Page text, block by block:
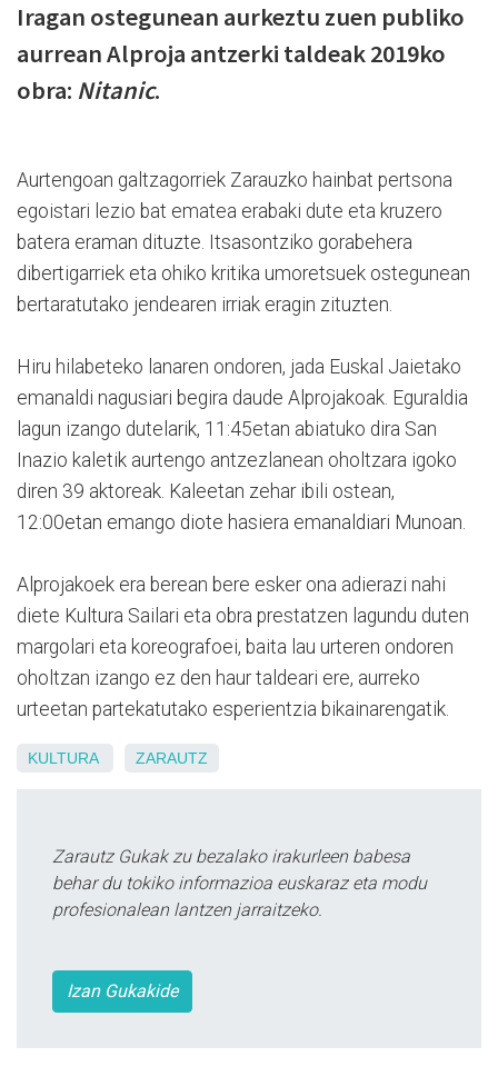
Iragan ostegunean aurkeztu zuen publiko
aurrean Alproja antzerki taldeak 2019ko
obra: Nitanic.
Aurtengoan galtzagorriek Zarauzko hainbat pertsona
egoistari lezio bat ematea erabaki dute eta kruzero
batera eraman dituzte. Itsasontziko gorabehera
dibertigarriek eta ohiko kritika umoretsuek ostegunean
bertaratutako jendearen irriak eragin zituzten.
Hiru hilabeteko lanaren ondoren, jada Euskal Jaietako
emanaldi nagusiari begira daude Alprojakoak. Eguraldia
lagun izango dutelarik, 11:45etan abiatuko dira San
Inazio kaletik aurtengo antzezlanean oholtzara igoko
diren 39 aktoreak. Kaleetan zehar ibili ostean,
12:00etan emango diote hasiera emanaldiari Munoan.
Alprojakoek era berean bere esker ona adierazi nahi
diete Kultura Sailari eta obra prestatzen lagundu duten
margolari eta koreografoei, baita lau urteren ondoren
oholtzan izango ez den haur taldeari ere, aurreko
urteetan partekatutako esperientzia bikainarengatik.
KULTURA ZARAUTZ
Zarautz Gukak zu bezalako irakurleen babesa
behar du tokiko informazioa euskaraz eta modu
profesionalean lantzen jarraitzeko.
Izan Gukakide